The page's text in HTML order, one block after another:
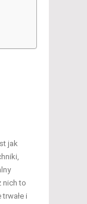
jak
nich to
i